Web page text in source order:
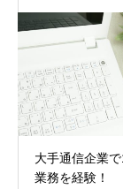
大手通信企業
業務を経験！